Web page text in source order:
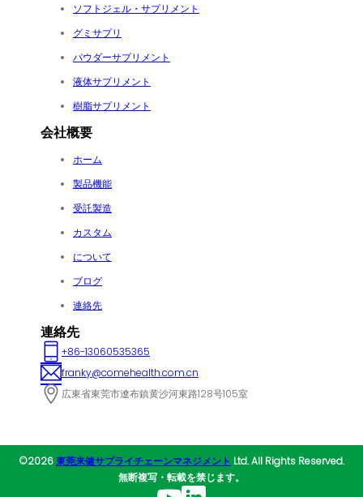
ソフトジェル・サプリメント
グミサプリ
パウダーサプリメント
液体サプリメント
樹脂サプリメント
会社概要
ホーム
製品機能
受託製造
カスタム
について
ブログ
連絡先
連絡先
+86-13060535365
franky@comehealth.com.cn
広東省東莞市遼布鎮黄沙河東路128号105室
©2026東莞来健サプライチェーンマネジメント Ltd. All Rights Reserved.
無断複写・転載を禁じます。